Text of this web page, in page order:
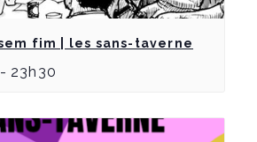
fim | les sans-taverne
- 23h30